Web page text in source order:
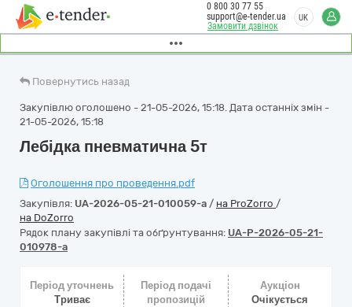
Замовити дзвінок
0 800 30 77 55
support@e-tender.ua
UK
Повернутись назад
Закупівлю оголошено - 21-05-2026, 15:18. Дата останніх змін -
21-05-2026, 15:18
Лебідка пневматична 5т
Оголошення про проведення.pdf
Закупівля: UA-2026-05-21-010059-a / на ProZorro /
на DoZorro
Рядок плану закупівлі та обґрунтування: UA-P-2026-05-21-
010978-a
Період уточнень
Триває
Період подачі
пропозицій
Аукціон
Очікується